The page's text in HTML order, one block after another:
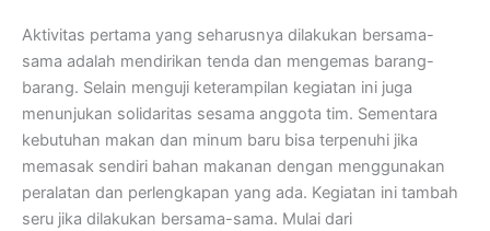
Aktivitas pertama yang seharusnya dilakukan bersama-
sama adalah mendirikan tenda dan mengemas barang-
barang. Selain menguji keterampilan kegiatan ini juga
menunjukan solidaritas sesama anggota tim. Sementara
kebutuhan makan dan minum baru bisa terpenuhi jika
memasak sendiri bahan makanan dengan menggunakan
peralatan dan perlengkapan yang ada. Kegiatan ini tambah
seru jika dilakukan bersama-sama. Mulai dari